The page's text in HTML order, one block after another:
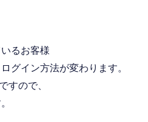
るお客様
グイン方法が変わります。
すので、